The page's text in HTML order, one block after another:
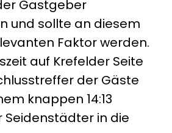
Gastgeber
und sollte an diesem
Faktor werden.
auf Krefelder Seite
der Gäste
knappen 14:13
Seidenstädter in die